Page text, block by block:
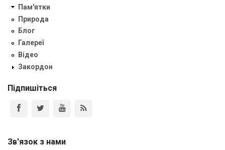
Пам'ятки
Природа
Блог
Галереї
Відео
Закордон
Підпишіться
Зв'язок з нами